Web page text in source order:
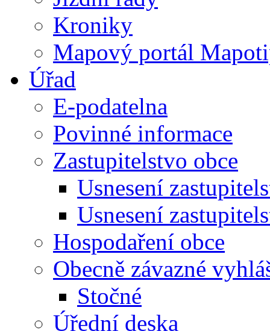
Kroniky
Mapový portál
Úřad
E-podatelna
Povinné informace
Zastupitelstvo obce
Usnesení
Usnesení
Hospodaření obce
Obecně závazné
Stočné
Úřední deska